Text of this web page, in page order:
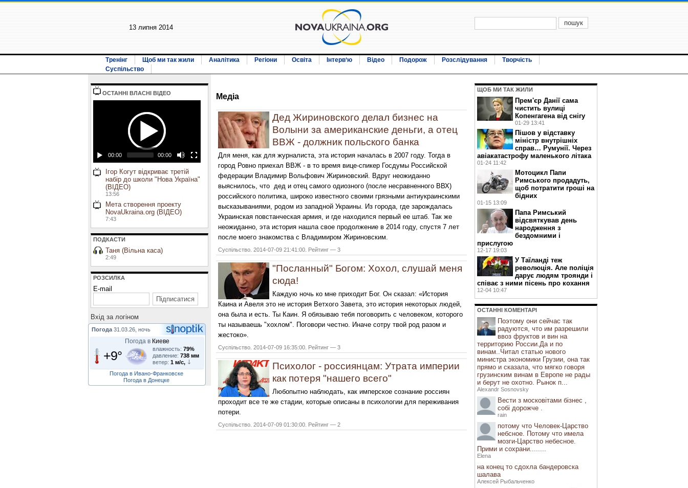
13 липня 2014
Тренінг Щоб ми так жили Аналітика Регіони Освіта Інтерв‘ю Відео Подорож Розслідування
Творчість
Суспільство
ОСТАННI ВЛАСНI ВIДЕО
00:00 00:00
Ігор Когут відкриває третій
набір до школи "Нова Україна"
(ВІДЕО)
13:56
Мета створення проекту
NovaUkraina.org (ВІДЕО)
7:43
ПОДКАСТИ
Таня (Вільна каса)
2:49
РОЗСИЛКА
E-mail
Вхiд за логiном
Погода 31.03.26, ночь
Погода в Киеве
+9° влажность: 79%
давление: 738 мм
ветер: 1 м/с,
Погода в Ивано-Франковске
Погода в Донецке
Медiа
Дед Жириновского делал бизнес на
Волыни за американские деньги, а отец
ВВЖ - должник польского банка
Для меня, как для журналиста, эта история началась в 2007 году. Тогда в
город Ровно приехал ВВЖ - в то время вице-спикер Госдумы Российской
федерации Владимир Вольфович Жириновский. Вдруг неожиданно
выяснилось, что дед и отец самого одиозного (после несравненного ВВХ)
российского политика, широко известного своими грязными антиукраинскими
высказываниями, родом из западной Украины. Из города, где зарождалась
Украинская повстанческая армия, и где находился первый ее штаб. Так же
неожиданно, эта история нашла свое продолжение в 2014 году, спустя 7 лет
после моего знакомства с Владимиром Жириновским.
Суспільство. 2014-07-09 21:41:00. Рейтинг — 3
"Посланный" Богом: Хохол, слушай меня
сюда!
Каждую ночь ко мне приходит Бог. Он сказал: «История
Каина и Авеля это не история Ветхого Завета, это история некоторых людей,
она была и есть. Ты Каин. Я обязываю тебя поговорить с человеком, которого
ты называешь "хохлом". Поговори честно. Иначе сотру твой род разом и
жестоко».
Суспільство. 2014-07-09 16:35:00. Рейтинг — 3
Психолог - россиянцам: Утрата империи
как потеря "нашего всего"
Любопытно наблюдать, как имперское сознание россиян
проходит все те же стадии, которые описаны в психологии для переживания
потери.
Суспільство. 2014-07-09 01:30:00. Рейтинг — 2
ЩОБ МИ ТАК ЖИЛИ
Прем'єр Данії сама
чистить вулиці
Копенгагена від снігу
01-29 13:41
Пішов у відставку
міністр внутрішніх
справ… Румунії. Через
авіакатастрофу маленького літака
01-24 11:42
Мотоцикл Папи
Римського продадуть,
щоб потратити гроші на
бідних
01-15 13:09
Папа Римський
відсвяткував день
народження з
бездомними і
прислугою
12-17 19:03
У Таїланді теж
революція. Але поліція
дарує людям троянди і
співає з ними пісень про кохання
12-04 10:47
ОСТАННI КОМЕНТАРI
Поэтому они сейчас так
радуются, что им разрешили
ввоз фруктов и вин на
территорию России.Да и по
винам..Читал статью нового
министра экономики Грузии, она так
прямо и сказала, что мягко говоря
грузинским винам в Европе не рады
и берут не охотно. Рынок п...
Alexandr Sosnovsky
Вести з московітами бізнес ,
собі дорожче .
rain
потому что Человек-Царство
небсное. Потому что имела
мозги-Царство небесное.
Прими и сохрани........
Elena
на конец то сдохла бандеровска
шалава
Алексей Рыбальченко